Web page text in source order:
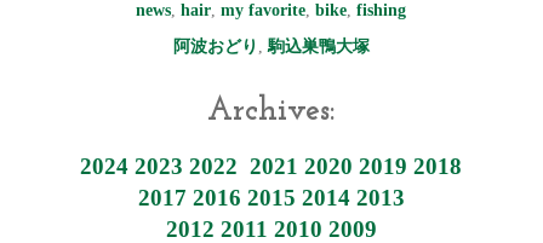
news,hair,my favorite,bike,fishing
阿波おどり ,駒込巣鴨大塚
Archives:
2024 2023 2022 2021 2020 2019 2018
2017 2016 2015 2014 2013
2012 2011 2010 2009